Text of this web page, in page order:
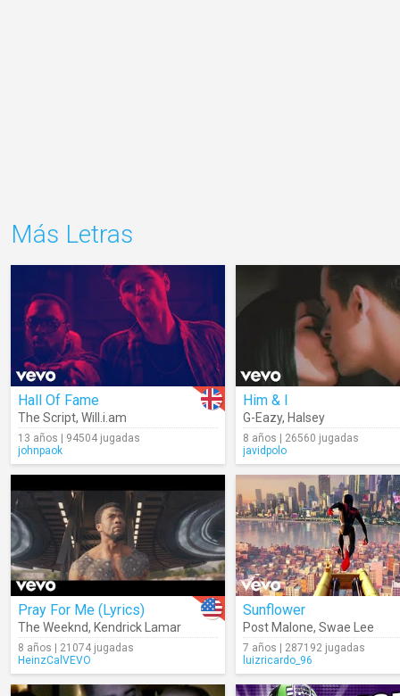
Más Letras
Hall Of Fame
The Script, Will.i.am
13 años | 94504 jugadas
johnpaok
Him & I
G-Eazy, Halsey
8 años | 26560 jugadas
javidpolo
Pray For Me (Lyrics)
The Weeknd, Kendrick Lamar
8 años | 21074 jugadas
HeinzCalVEVO
Sunflower
Post Malone, Swae Lee
7 años | 287192 jugadas
luizricardo_96